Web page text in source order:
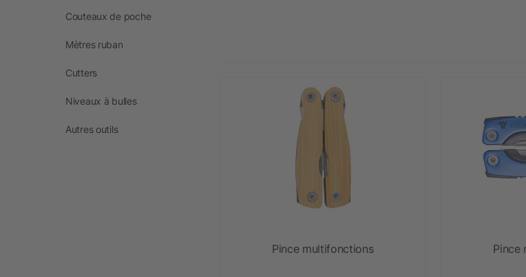
Pince multifonctions Pince
Couteaux de poche
Mètres ruban
Cutters
Niveaux à bulles
Autres outils